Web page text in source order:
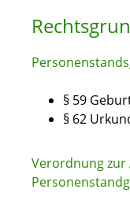
§ 59
§ 62
Verordnung zur